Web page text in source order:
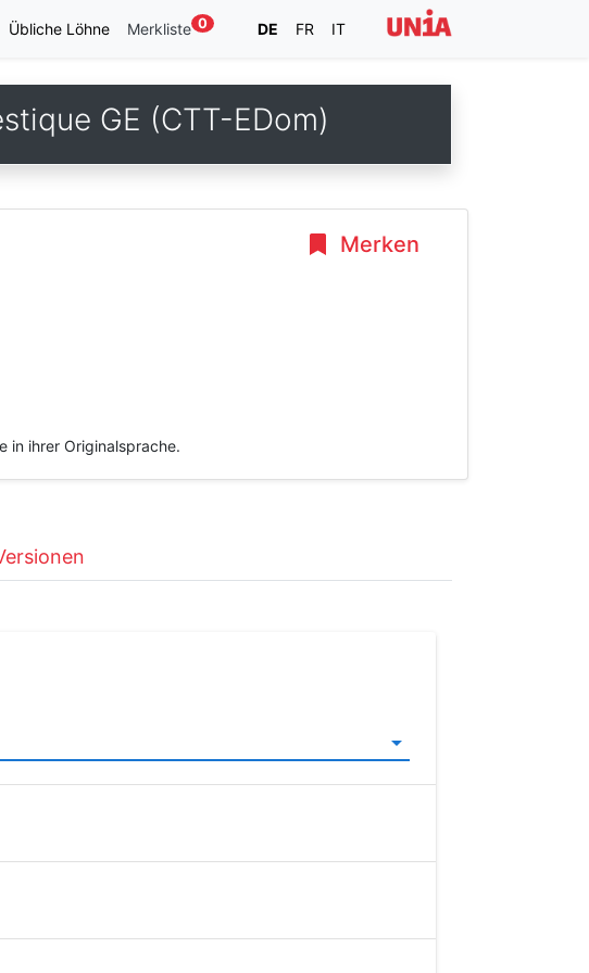
Übliche Löhne Merkliste 0 DE FR IT
GE (CTT-EDom)
Merken
in ihrer Originalsprache.